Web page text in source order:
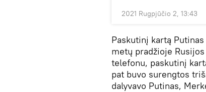
2021 Rugpjūčio 2, 13:43
Paskutinį kartą
metų pradžioje
telefonu, paskutinį
pat buvo surengtos
dalyvavo Putinas,